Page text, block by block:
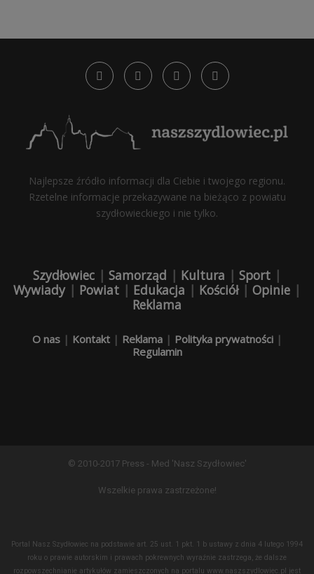
Najlepsze źródło informacji dla Ciebie i twojego regionu.
Rzetelne informacje przekazywane na bieżąco z powiatu
szydłowieckiego i nie tylko.
Szydłowiec | Samorząd | Kultura | Sport |
Wywiady| Powiat | Edukacja | Kościół| Opinie |
Reklama
O nas| Kontakt| Reklama| Polityka prywatności|
Regulamin
© 2010-2017 Press - Med 'Nasz Szydłowiec'
Wszelkie prawa zastrzeżone!
Portal Nasz Szydłowiec na podstawie art. 25 ust. 1 pkt. 1 b ustawy z dnia 4 lutego 1994
roku o prawie autorskim i prawach pokrewnych wyraźnie zastrzega, że dalsze
rozpowszechnianie artykułów zamieszczonych na portalu www.naszszydlowiec.pl jest